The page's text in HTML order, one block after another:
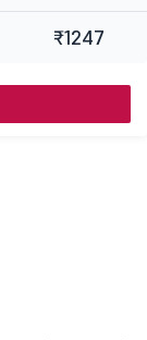
₹1247